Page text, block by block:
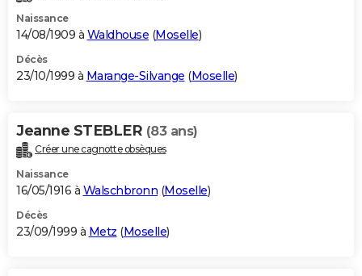
Naissance
14/08/1909 à Waldhouse (Moselle)
Décès
23/10/1999 à Marange-Silvange (Moselle)
Jeanne STEBLER (83 ans)
Créer une cagnotte obsèques
Naissance
16/05/1916 à Walschbronn (Moselle)
Décès
23/09/1999 à Metz (Moselle)